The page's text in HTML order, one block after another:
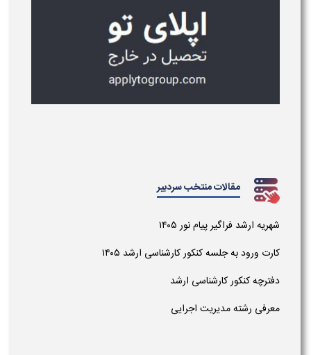
مقالات منتخب سردبیر
شهریه ارشد فراگیر پیام نور ۱۴۰۵
کارت ورود به جلسه کنکور کارشناسی ارشد ۱۴۰۵
دفترچه کنکور کارشناسی ارشد
معرفی رشته مدیریت اجرایی